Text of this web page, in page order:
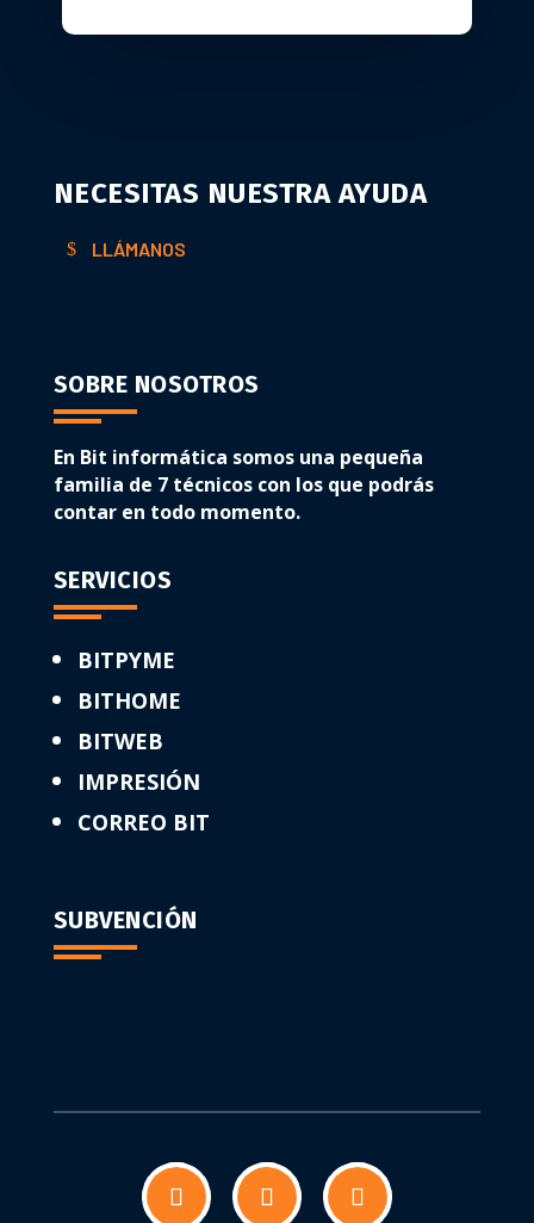
NECESITAS NUESTRA AYUDA
LLÁMANOS
SOBRE NOSOTROS
En Bit informática somos una pequeña
familia de 7 técnicos con los que podrás
contar en todo momento.
SERVICIOS
BITPYME
BITHOME
BITWEB
IMPRESIÓN
CORREO BIT
SUBVENCIÓN